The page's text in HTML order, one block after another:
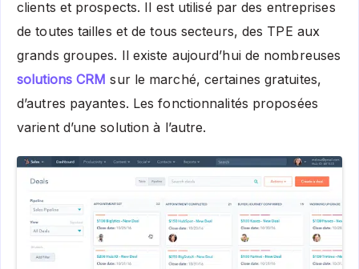
clients et prospects. Il est utilisé par des entreprises
de toutes tailles et de tous secteurs, des TPE aux
grands groupes. Il existe aujourd’hui de nombreuses
solutions CRM sur le marché, certaines gratuites,
d’autres payantes. Les fonctionnalités proposées
varient d’une solution à l’autre.